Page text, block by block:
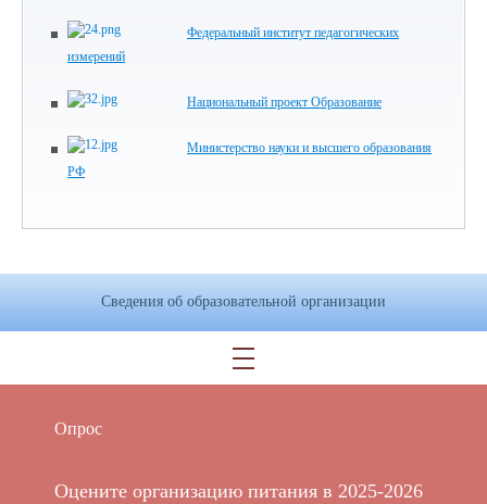
Федеральный институт педагогических
измерений
Национальный проект Образование
Министерство науки и высшего образования
РФ
Сведения об образовательной организации
Опрос
Оцените организацию питания в 2025-2026